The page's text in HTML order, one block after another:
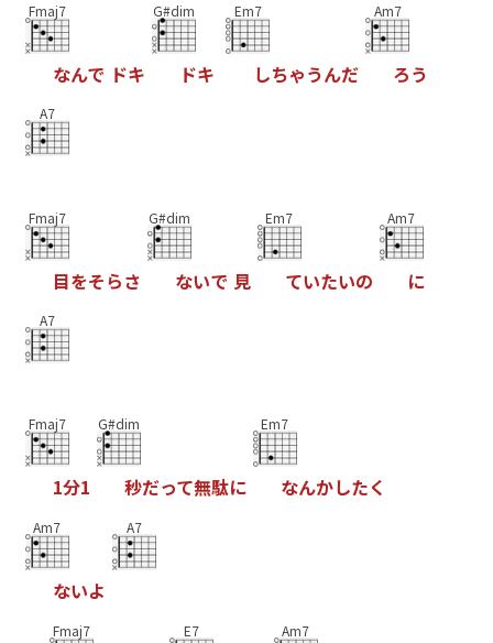
Fmaj7
なんで ドキ
G#dim
ドキ
Em7
しちゃうんだ
Am7
ろう
A7
Fmaj7
目をそらさ
G#dim
ないで 見
Em7
ていたいの
Am7
に
A7
Fmaj7
1分1
G#dim
秒だって無駄に
Em7
なんかしたく
Am7
ないよ
A7
Fmaj7 E7 Am7